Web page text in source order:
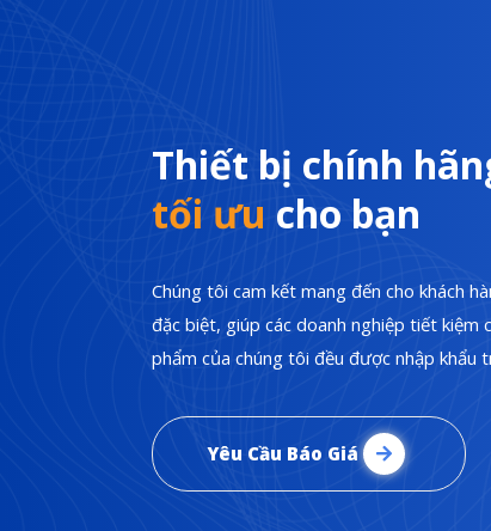
Thiết bị chính
tối ưu cho bạn
Chúng tôi cam kết mang đến cho khách
đặc biệt, giúp các doanh nghiệp tiết kiệm
phẩm của chúng tôi đều được nhập
Yêu Cầu Báo Giá